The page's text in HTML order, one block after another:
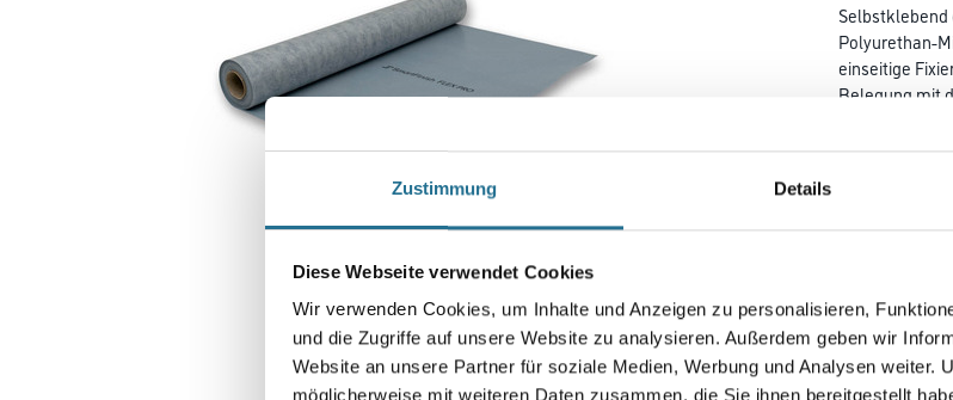
Zustimmung Details
Diese Webseite verwendet Cookies
Wir verwenden Cookies, um Inhalte und Anzeigen zu personalisieren,
und die Zugriffe auf unsere Website zu analysieren. Außerdem geben wir
Website an unsere Partner für soziale Medien, Werbung und Analysen weiter.
möglicherweise mit weiteren Daten zusammen, die Sie ihnen bereitgestellt
Polyurethan-
einseitige
Belegung mit
Länge in
Gebinde